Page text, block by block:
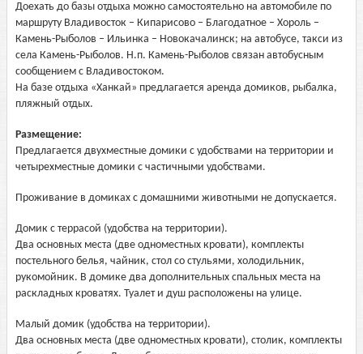
Доехать до базы отдыха можно самостоятельно на автомобиле по
маршруту Владивосток – Кипарисово – Благодатное – Хороль –
Камень-Рыболов – Ильинка – Новокачалинск; на автобусе, такси из
села Камень-Рыболов. Н.п. Камень-Рыболов связан автобусным
сообщением с Владивостоком.
На базе отдыха «Ханкай» предлагается аренда домиков, рыбалка,
пляжный отдых.
Размещение:
Предлагается двухместные домики с удобствами на территории и
четырехместные домики с частичными удобствами.
Проживание в домиках с домашними животными не допускается.
Домик с террасой (удобства на территории).
Два основных места (две одноместных кровати), комплекты
постельного белья, чайник, стол со стульями, холодильник,
рукомойник. В домике два дополнительных спальных места на
раскладных кроватях. Туалет и душ расположены на улице.
Малый домик (удобства на территории).
Два основных места (две одноместных кровати), столик, комплекты